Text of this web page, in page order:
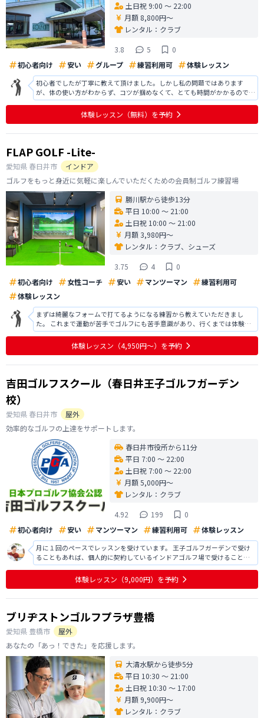
土日祝 9:00 〜 22:00
月額 8,800円〜
レンタル： クラブ
3.8
5
0
初心者向け
安い グループ 練習利用可 体験レッスン
初心者でしたが丁寧に教えて頂けました。しかし私の問題ではあります
が、体の使い方がわからず、コツが掴めなくて、とても時間がかかるのでは
と思います。 実際は3人でレッスンを受けてましたが、他の2人はとてもお
上手でしたが、何か具体的なアドバイスをもらってる様には見えませんで
した。なので1.2人までのレッス
体験レッスン （無料） を予約
FLAP GOLF -Lite-
愛知県 春日井市
インドア
ゴルフをもっと身近に気軽に楽しんでいただくための会員制ゴルフ練習場
勝川駅から徒歩13分
平日 10:00 〜 21:00
土日祝 10:00 〜 21:00
月額 3,980円〜
レンタル： クラブ、シューズ
3.75
4
0
初心者向け
女性コーチ 安い マンツーマン
練習利用可
体験レッスン
まずは綺麗なフォームで打てるようになる練習から教えていただきまし
た。 これまで運動が苦手でゴルフにも苦手意識があり、行くまでは体験レ
ッスンを受けても続けられるか不安でしたが、難しく考えるよりもまずは
ゴルフって楽しいと思えるようになるところから始められるレッスンで、
是非正式に教えていただきたいと思いま
体験レッスン （4,950円〜） を予約
吉田ゴルフスクール（春日井王子ゴルフガーデン
校）
愛知県 春日井市
屋外
効率的なゴルフの上達をサポートします。
春日井市役所から11分
平日 7:00 〜 22:00
土日祝 7:00 〜 22:00
月額 5,000円〜
レンタル： クラブ
4.92
199
0
初心者向け
安い マンツーマン 練習利用可 体験レッスン
月に１回のペースでレッスンを受けています。 王子ゴルフガーデンで受け
ることもあれば、個人的に契約しているインドアゴルフ場で受けることも
あります。 吉田コーチのレッスンは楽しく、レッスンを受けるとゴルフへ
のモチベーションが上がります。 教えていただく内容も分かりやすく、練
習メニューも教えていただけ
体験レッスン （9,000円） を予約
ブリヂストンゴルフプラザ豊橋
愛知県 豊橋市
屋外
あなたの「あっ！できた」を応援します。
大清水駅から徒歩5分
平日 10:30 〜 21:00
土日祝 10:30 〜 17:00
月額 9,900円〜
レンタル： クラブ